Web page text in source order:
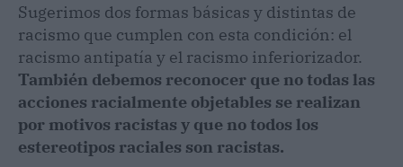
Sugerimos dos formas básicas y distintas de
racismo que cumplen con esta condición: el
racismo antipatía y el racismo inferiorizador.
También debemos reconocer que no todas las
acciones racialmente objetables se realizan
por motivos racistas y que no todos los
estereotipos raciales son racistas.